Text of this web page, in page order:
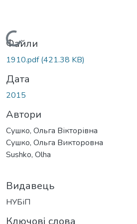
Вантажиться...
Файли
1910.pdf(421.38 KB)
Дата
2015
Автори
Сушко, Ольга Вікторівна
Сушко, Ольга Викторовна
Sushko, Olha
Видавець
НУБіП
Ключові слова